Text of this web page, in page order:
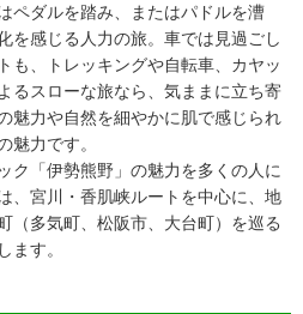
ペダルを踏み、またはパドルを漕
を感じる人力の旅。車では見過ごし
も、トレッキングや自転車、カヤッ
るスローな旅なら、気ままに立ち寄
魅力や自然を細やかに肌で感じられ
魅力です。
ク「伊勢熊野」の魅力を多くの人に
、宮川・香肌峡ルートを中心に、地
（多気町、松阪市、大台町）を巡る
ます。